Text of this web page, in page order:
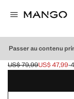
Passer au contenu
JEAN MOBY
Prix initial barré [US$
US$ 79,99
Prix actuel [US$ 47,99 ]
US$ 47,99-
Choisissez une couleur